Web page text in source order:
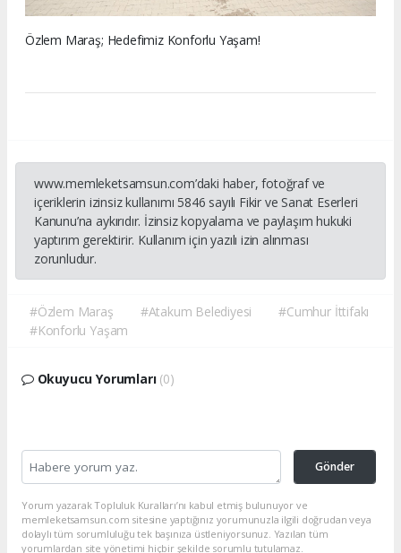
Özlem Maraş; Hedefimiz Konforlu Yaşam!
www.memleketsamsun.com’daki haber, fotoğraf ve
içeriklerin izinsiz kullanımı 5846 sayılı Fikir ve Sanat Eserleri
Kanunu’na aykırıdır. İzinsiz kopyalama ve paylaşım hukuki
yaptırım gerektirir. Kullanım için yazılı izin alınması
zorunludur.
#Özlem Maraş #Atakum Belediyesi
#Cumhur İttifakı
#Konforlu Yaşam
Okuyucu Yorumları (0)
Gönder
Yorum yazarak Topluluk Kuralları’nı kabul etmiş bulunuyor ve
memleketsamsun.com sitesine yaptığınız yorumunuzla ilgili doğrudan veya
dolaylı tüm sorumluluğu tek başınıza üstleniyorsunuz. Yazılan tüm
yorumlardan site yönetimi hiçbir şekilde sorumlu tutulamaz.